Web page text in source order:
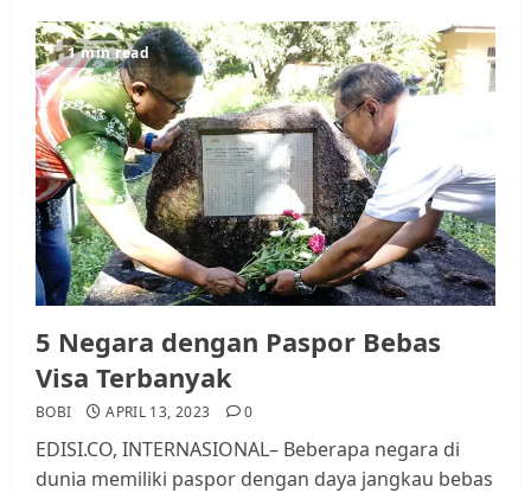
1 min read
5 Negara dengan Paspor Bebas
Visa Terbanyak
BOBI APRIL 13, 2023 0
EDISI.CO, INTERNASIONAL– Beberapa negara di
dunia memiliki paspor dengan daya jangkau bebas